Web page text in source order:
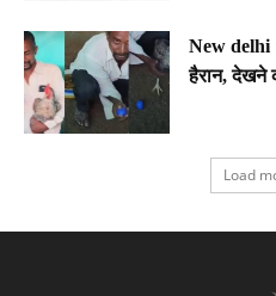
New delhi
हैरान, देखने
Load